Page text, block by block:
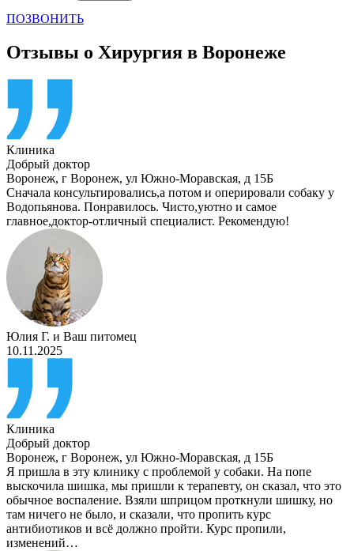
ПОЗВОНИТЬ
Отзывы о Хирургия в Воронеже
Клиника
Добрый доктор
Воронеж, г Воронеж, ул Южно-Моравская, д 15Б
Сначала консультировались,а потом и оперировали собаку у
Водопьянова. Понравилось. Чисто,уютно и самое
главное,доктор-отличный специалист. Рекомендую!
Юлия Г. и Ваш питомец
10.11.2025
Клиника
Добрый доктор
Воронеж, г Воронеж, ул Южно-Моравская, д 15Б
Я пришла в эту клинику с проблемой у собаки. На попе
выскочила шишка, мы пришли к терапевту, он сказал, что это
обычное воспаление. Взяли шприцом проткнули шишку, но
там ничего не было, и сказали, что пропить курс
антибиотиков и всё должно пройти. Курс пропили,
изменений…